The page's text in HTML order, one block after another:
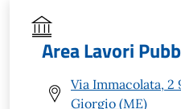
Area Lavori
Via Immacolata, 2
Giorgio (ME)